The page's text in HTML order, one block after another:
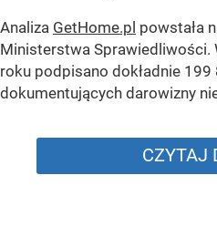
Analiza GetHome.pl powstała
Ministerstwa Sprawiedliwości.
roku podpisano dokładnie
dokumentujących darowizny
CZYTAJ